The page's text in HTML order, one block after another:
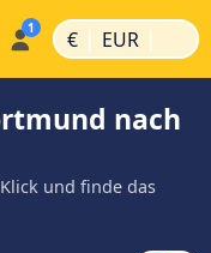
€ | EUR |
nach
und finde das